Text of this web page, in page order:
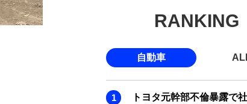
RANKING
自動車
トヨタ元幹部不倫暴露で